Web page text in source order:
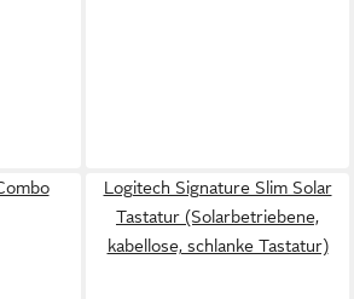
Logitech Signature Slim Solar
Tastatur (Solarbetriebene,
kabellose, schlanke Tastatur)